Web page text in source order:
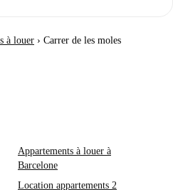
à louer › Carrer de les moles
Appartements à louer à
Barcelone
Location appartements 2